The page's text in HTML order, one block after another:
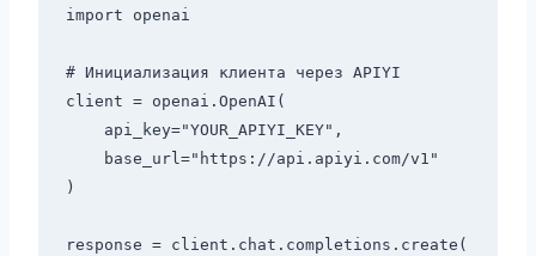
import openai
# Инициализация клиента через APIYI
client = openai.OpenAI(
)
response = client.chat.completions.create(